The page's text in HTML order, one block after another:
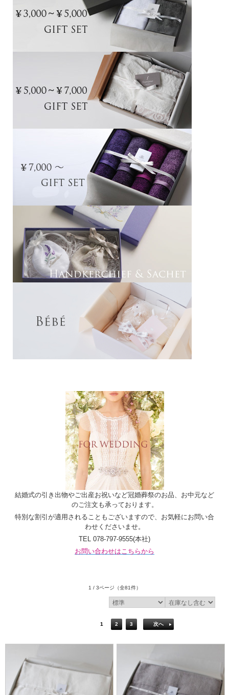
結婚式の引き出物やご出産お祝いなど冠婚葬祭のお品、お中元など
のご注文も承っております。
特別な割引が適用されることもございますので、お気軽にお問い合
わせくださいませ。
TEL 078-797-9555(本社)
お問い合わせはこちらから
1 / 3ページ （全81件）
1 2 3 次へ